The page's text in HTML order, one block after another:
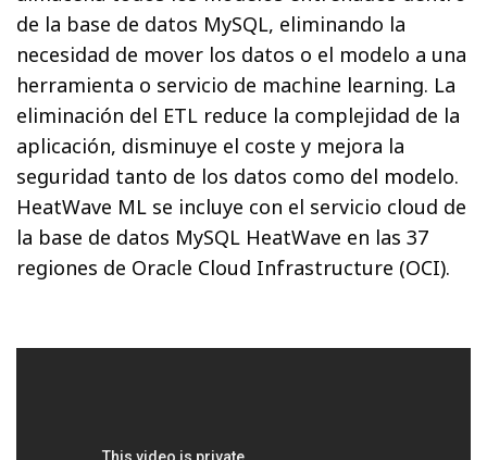
de la base de datos MySQL, eliminando la
necesidad de mover los datos o el modelo a una
herramienta o servicio de machine learning. La
eliminación del ETL reduce la complejidad de la
aplicación, disminuye el coste y mejora la
seguridad tanto de los datos como del modelo.
HeatWave ML se incluye con el servicio cloud de
la base de datos MySQL HeatWave en las 37
regiones de Oracle Cloud Infrastructure (OCI).